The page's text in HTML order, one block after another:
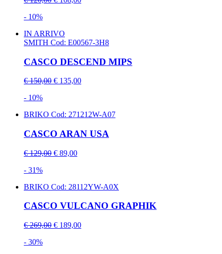
- 10%
IN ARRIVO
SMITH Cod: E00567-3H8
CASCO DESCEND MIPS
€ 150,00 € 135,00
- 10%
BRIKO Cod: 271212W-A07
CASCO ARAN USA
€ 129,00 € 89,00
- 31%
BRIKO Cod: 28112YW-A0X
CASCO VULCANO GRAPHIK
€ 269,00 € 189,00
- 30%